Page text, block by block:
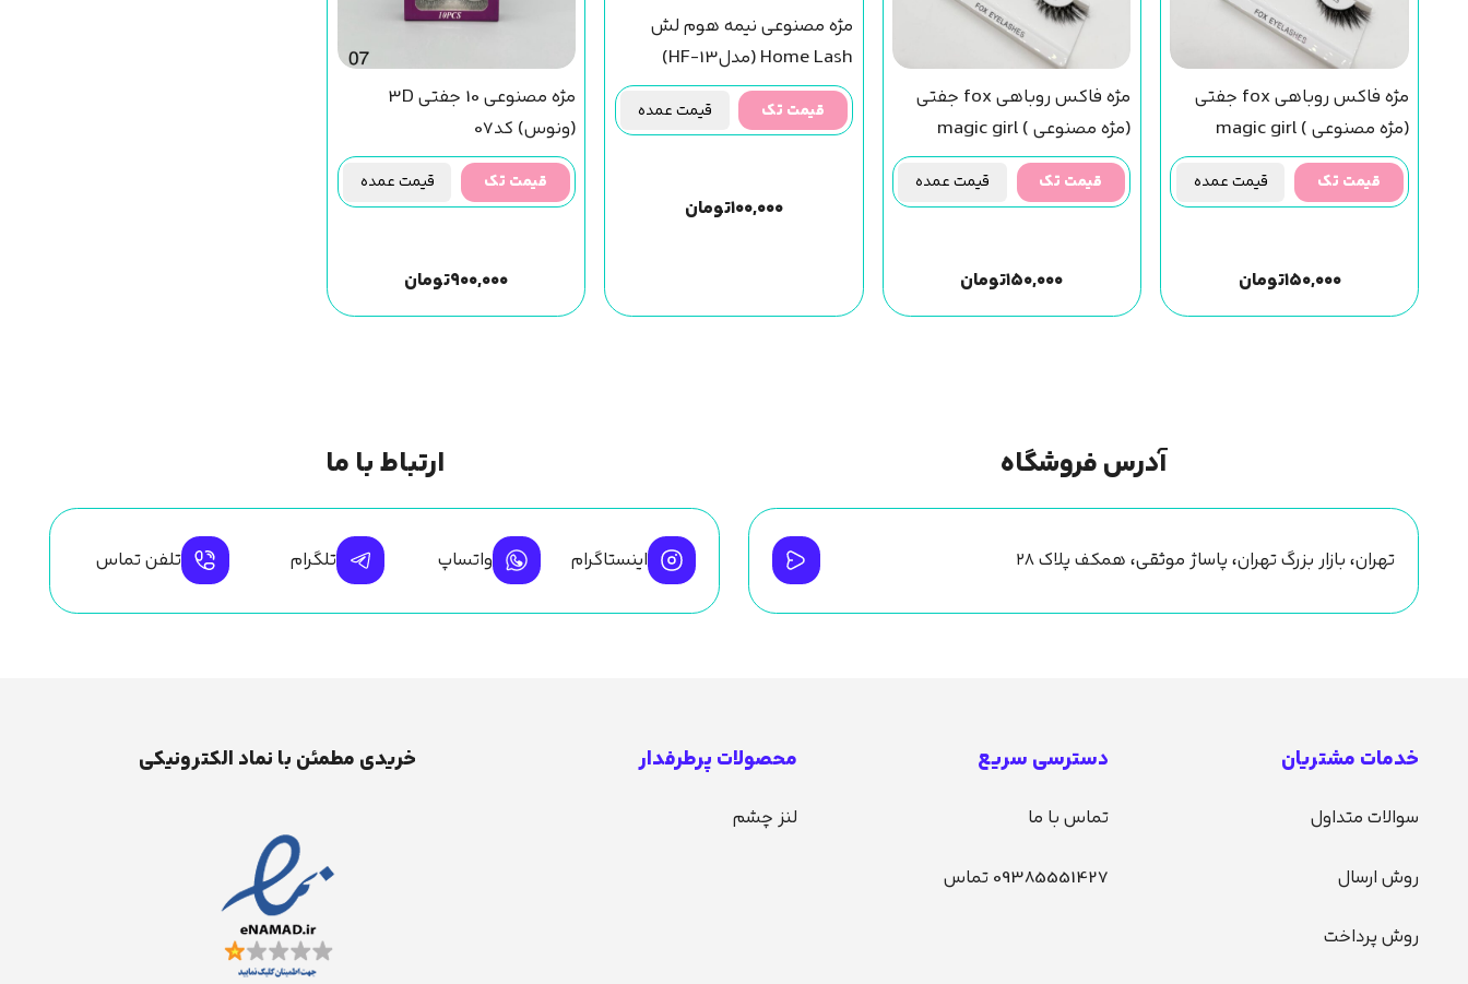
مژه فاکس روباهی fox جفتی
(مژه مصنوعی ) magic girl
(f43) مجیک گرل
قیمت تک قیمت عمده
۱۵۰,۰۰۰تومان
مژه فاکس روباهی fox جفتی
(مژه مصنوعی ) magic girl
(f30) مجیک گرل
قیمت تک قیمت عمده
۱۵۰,۰۰۰تومان
مژه مصنوعی نیمه هوم لش
Home Lash (مدلHF-13)
قیمت تک قیمت عمده
۱۰۰,۰۰۰تومان
مژه مصنوعی 10 جفتی 3D
(ونوس) کد07
قیمت تک قیمت عمده
۹۰۰,۰۰۰تومان
آدرس فروشگاه
تهران، بازار بزرگ تهران، پاساژ موثقی، همکف پلاک ۲۸
ارتباط با ما
اینستاگرام واتساپ تلگرام تلفن تماس
خدمات مشتریان
سوالات متداول
روش ارسال
روش پرداخت
دسترسی سریع
تماس با ما
09385551427 تماس
محصولات پرطرفدار
لنز چشم
خریدی مطمئن با نماد الکترونیکی